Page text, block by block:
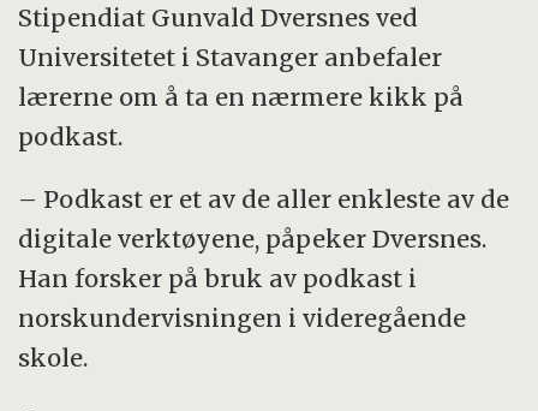
Stipendiat Gunvald Dversnes ved
Universitetet i Stavanger anbefaler
lærerne om å ta en nærmere kikk på
podkast.
– Podkast er et av de aller enkleste av de
digitale verktøyene, påpeker Dversnes.
Han forsker på bruk av podkast i
norskundervisningen i videregående
skole.